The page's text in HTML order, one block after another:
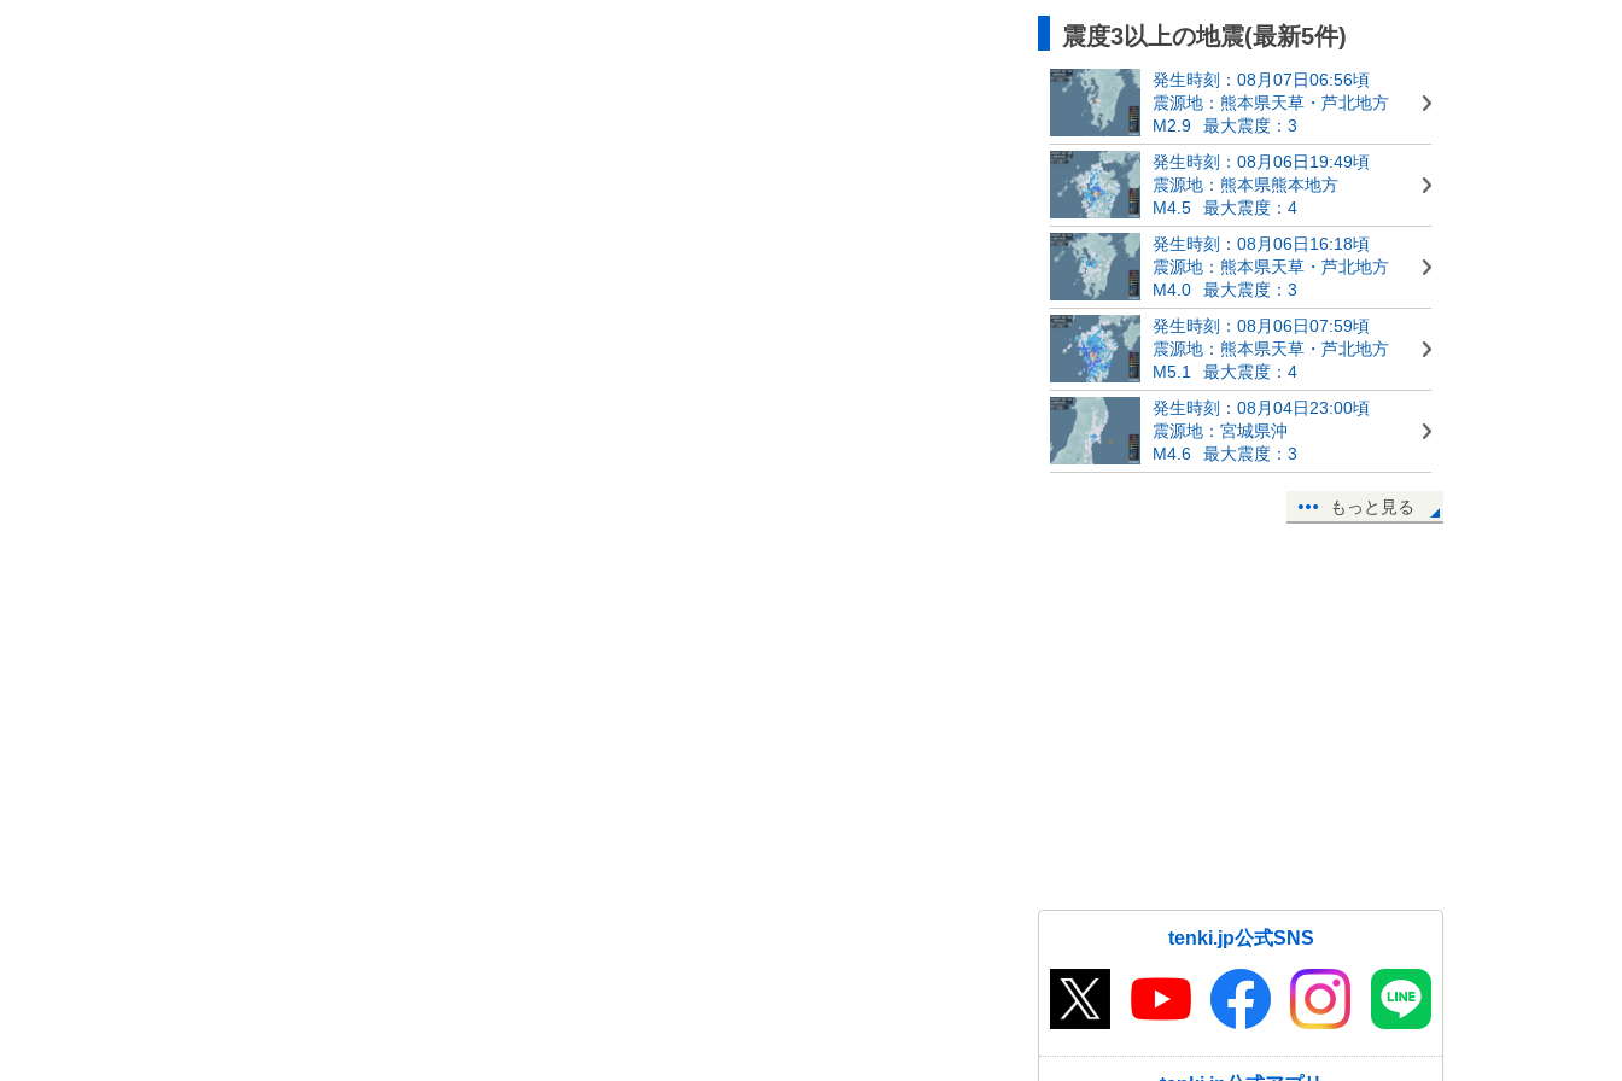
震度3以上の地震(最新5件)
発生時刻：08月07日06:56頃
震源地：熊本県天草・芦北地方
M2.9
最大震度：3
発生時刻：08月06日19:49頃
震源地：熊本県熊本地方
M4.5
最大震度：4
発生時刻：08月06日16:18頃
震源地：熊本県天草・芦北地方
M4.0
最大震度：3
発生時刻：08月06日07:59頃
震源地：熊本県天草・芦北地方
M5.1
最大震度：4
発生時刻：08月04日23:00頃
震源地：宮城県沖
M4.6
最大震度：3
もっと見る
tenki.jp公式SNS